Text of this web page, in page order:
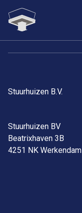
Stuurhuizen B.V.
Stuurhuizen BV
Beatrixhaven 3B
4251 NK Werkendam